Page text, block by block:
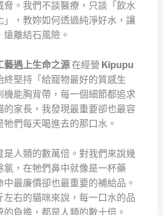
脅。我們不談醫療，只談「飲水
」，教妳如何透過純淨好水，讓
離結石風險。
藝遇上生命之源在經營 Kipupu
終堅持「給寵物最好的質感生
機能胸背帶，每一個細節都追求
的家長，我發現最重要卻也最容
們每天喝進去的那口水。
是人類的數萬倍。對我們來說幾
氯，在牠們鼻中就像是一杯藥
最廉價卻也最重要的補給品。
左右的貓咪來說，每一口水的品
負擔，都是人類的數十倍。